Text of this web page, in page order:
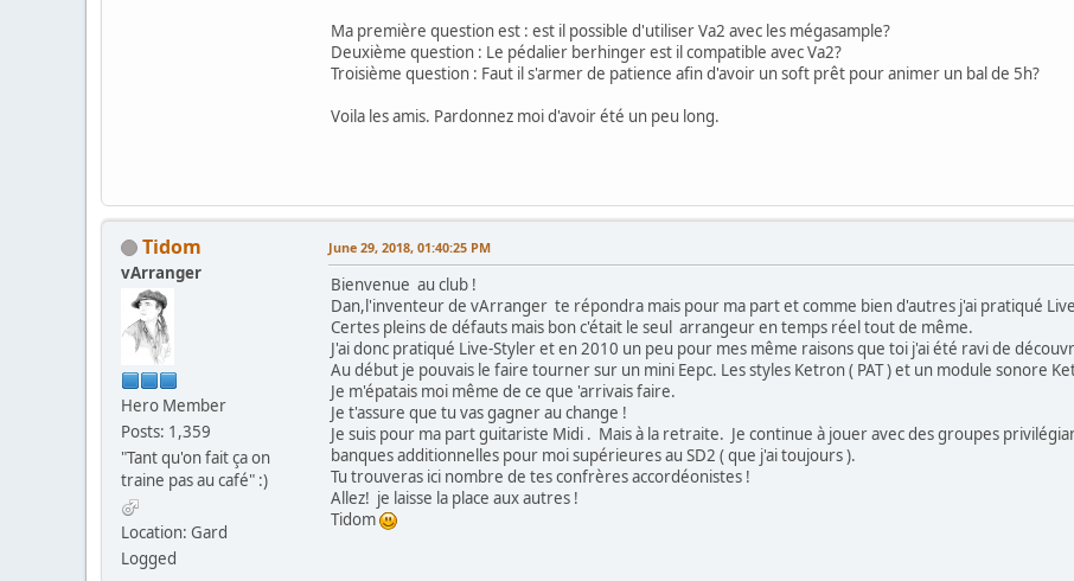
Ma première question est : est il possible d'utiliser Va2 avec les mégasample?
Deuxième question : Le pédalier berhinger est il compatible avec Va2?
Troisième question : Faut il s'armer de patience afin d'avoir un soft prêt pour animer un bal de 5h?
Voila les amis. Pardonnez moi d'avoir été un peu long.
Tidom
vArranger
Hero Member
Posts: 1,359
"Tant qu'on fait ça on
traine pas au café" :)
Location: Gard
Logged
June 29, 2018, 01:40:25 PM
Bienvenue au club !
Dan,l'inventeur de vArranger te répondra mais pour ma part et comme bien d'autres j'ai pratiqué
Certes pleins de défauts mais bon c'était le seul arrangeur en temps réel tout de même.
J'ai donc pratiqué Live-Styler et en 2010 un peu pour mes même raisons que toi j'ai été ravi de
Au début je pouvais le faire tourner sur un mini Eepc. Les styles Ketron ( PAT ) et un module sonore
Je m'épatais moi même de ce que 'arrivais faire.
Je t'assure que tu vas gagner au change !
Je suis pour ma part guitariste Midi . Mais à la retraite. Je continue à jouer avec des groupes
banques additionnelles pour moi supérieures au SD2 ( que j'ai toujours ).
Tu trouveras ici nombre de tes confrères accordéonistes !
Allez! je laisse la place aux autres !
Tidom